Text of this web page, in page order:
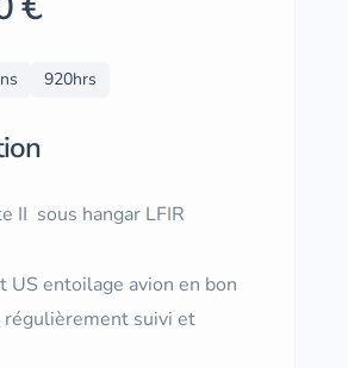
920hrs
II sous hangar LFIR
US entoilage avion en bon
suivi et